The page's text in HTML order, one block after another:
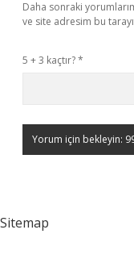
Daha sonraki
ve site adresim bu
5 + 3 kaçtır?*
Sitemap